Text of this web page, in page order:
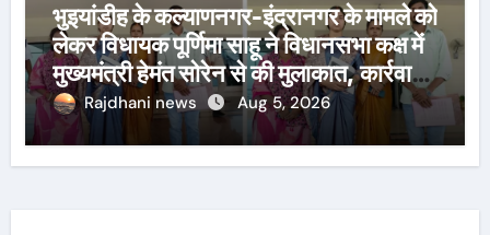
भुइयांडीह के कल्याणनगर-इंद्रानगर के मामले को
लेकर विधायक पूर्णिमा साहू ने विधानसभा कक्ष में
मुख्यमंत्री हेमंत सोरेन से की मुलाकात, कार्रवाई
स्थगित करने व पुनर्वास की रखी मांग, बस्तीवासी
भी रहे मौजूद
Rajdhani news Aug 5, 2026